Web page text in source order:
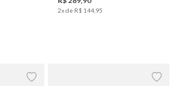
2x de R$ 144 95